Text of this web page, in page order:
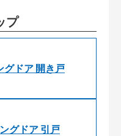
プ
ドア 開き戸
グドア 引戸